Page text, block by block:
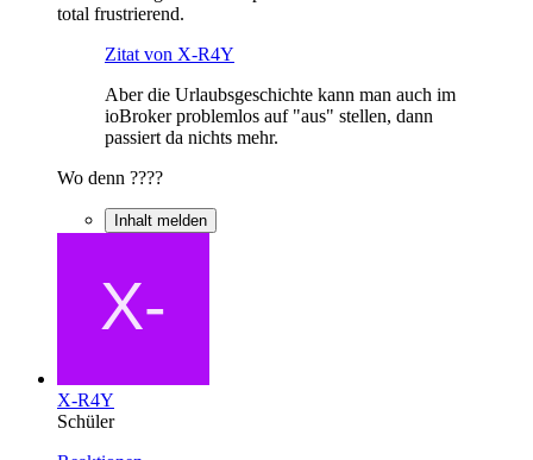
total frustrierend.
Zitat von X-R4Y
Aber die Urlaubsgeschichte kann man auch im
ioBroker problemlos auf "aus" stellen, dann
passiert da nichts mehr.
Wo denn ????
Inhalt melden
X-R4Y
Schüler